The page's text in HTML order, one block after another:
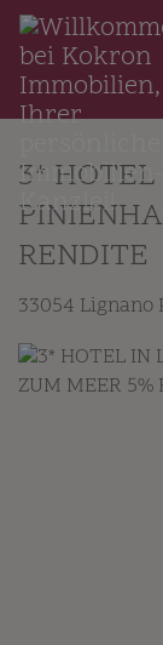
3*
RENDITE
33054 Lignano